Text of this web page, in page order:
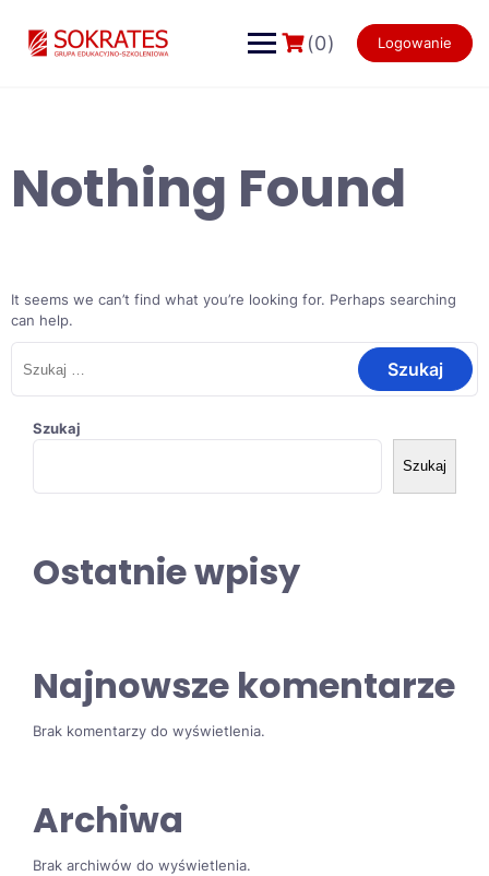
content
(0) Logowanie
Nothing Found
It seems we can’t find what you’re looking for. Perhaps searching
can help.
Szukaj:
Szukaj
Szukaj
Ostatnie wpisy
Najnowsze komentarze
Brak komentarzy do wyświetlenia.
Archiwa
Brak archiwów do wyświetlenia.